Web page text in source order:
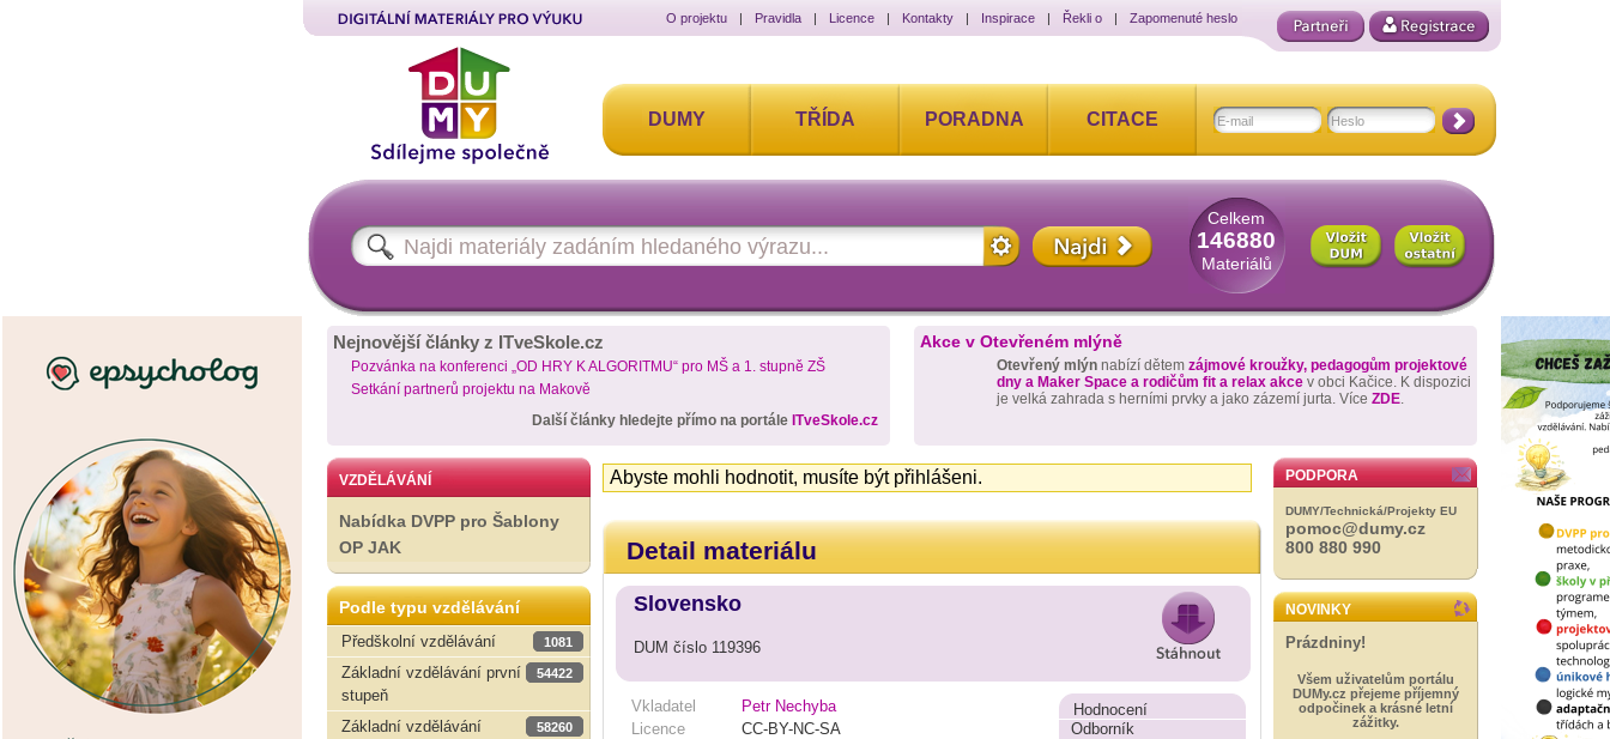
O projektu | Pravidla | Licence | Kontakty | Inspirace | Řekli o | Zapomenuté heslo
DUMY TŘÍDA PORADNA CITACE
Celkem
146880
Materiálů
Nejnovější články z ITveSkole.cz
Pozvánka na konferenci „OD HRY K ALGORITMU“ pro MŠ a 1. stupně ZŠ
Setkání partnerů projektu na Makově
Další články hledejte přímo na portále ITveSkole.cz
Akce v Otevřeném mlýně
Otevřený mlýn nabízí dětem zájmové kroužky, pedagogům projektové
dny a Maker Space a rodičům fit a relax akce v obci Kačice. K dispozici
je velká zahrada s herními prvky a jako zázemí jurta. Více ZDE.
VZDĚLÁVÁNÍ
Nabídka DVPP pro Šablony
OP JAK
Podle typu vzdělávání
Předškolní vzdělávání
1081
Základní vzdělávání první
stupeň
54422
Základní vzdělávání
58260
Abyste mohli hodnotit, musíte být přihlášeni.
Detail materiálu
Slovensko
DUM číslo 119396
Vkladatel
Petr Nechyba
Licence
CC-BY-NC-SA
Hodnocení
Odborník
PODPORA
DUMY/Technická/Projekty EU
pomoc@dumy.cz
800 880 990
NOVINKY
Prázdniny!
Všem uživatelům portálu
DUMy.cz přejeme příjemný
odpočinek a krásné letní
zážitky.